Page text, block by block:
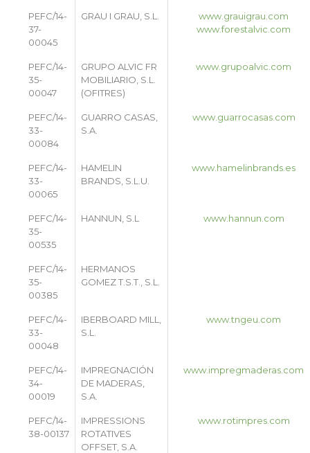
PEFC/14-
37-
00045
GRAU I GRAU, S.L.
www.grauigrau.com
www.forestalvic.com
PEFC/14-
35-
00047
GRUPO ALVIC FR
MOBILIARIO, S.L.
(OFITRES)
www.grupoalvic.com
PEFC/14-
33-
00084
GUARRO CASAS,
S.A.
www.guarrocasas.com
PEFC/14-
33-
00065
HAMELIN
BRANDS, S.L.U.
www.hamelinbrands.es
PEFC/14-
35-
00535
HANNUN, S.L www.hannun.com
PEFC/14-
35-
00385
HERMANOS
GOMEZ T.S.T., S.L.
PEFC/14-
33-
00048
IBERBOARD MILL,
S.L.
www.tngeu.com
PEFC/14-
34-
00019
IMPREGNACIÓN
DE MADERAS,
S.A.
www.impregmaderas.com
PEFC/14-
38-00137
IMPRESSIONS
ROTATIVES
OFFSET, S.A.
www.rotimpres.com